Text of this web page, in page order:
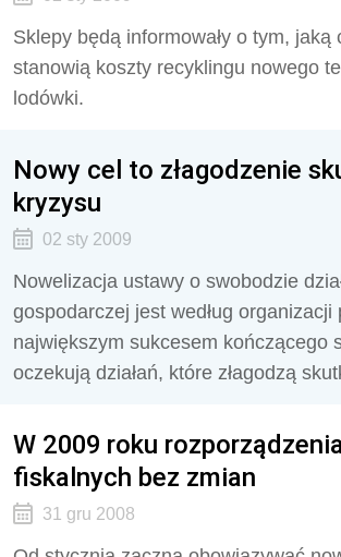
Sklepy będą informowały o tym, jaką
stanowią koszty recyklingu nowego
lodówki.
Nowy cel to złagodzenie
kryzysu
02 sty 2009
Nowelizacja ustawy o swobodzie
gospodarczej jest według organizacji
największym sukcesem kończącego
oczekują działań, które złagodzą
W 2009 roku
fiskalnych bez zmian
31 gru 2008